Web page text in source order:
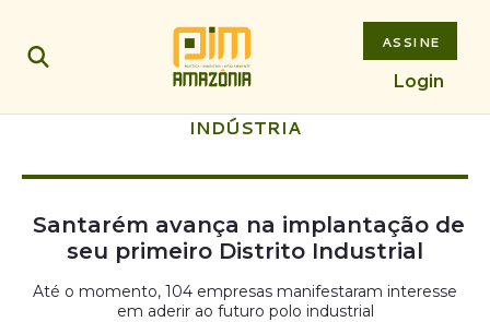
ASSINE
Login
INDÚSTRIA
Santarém avança na implantação de
seu primeiro Distrito Industrial
Até o momento, 104 empresas manifestaram interesse
em aderir ao futuro polo industrial